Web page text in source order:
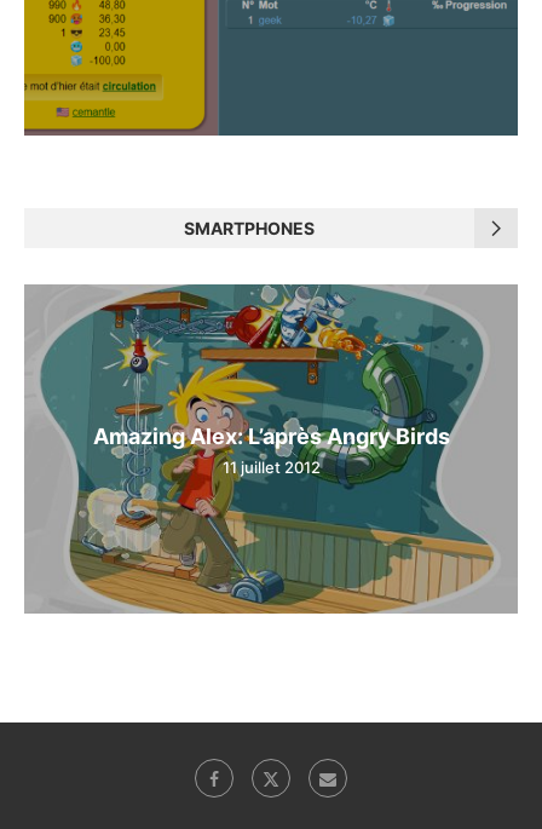
SMARTPHONES
Amazing Alex: L’après Angry Birds
11 juillet 2012